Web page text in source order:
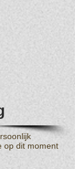
op dit moment